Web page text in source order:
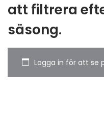
att filtrera
säsong.
Logga in för att se